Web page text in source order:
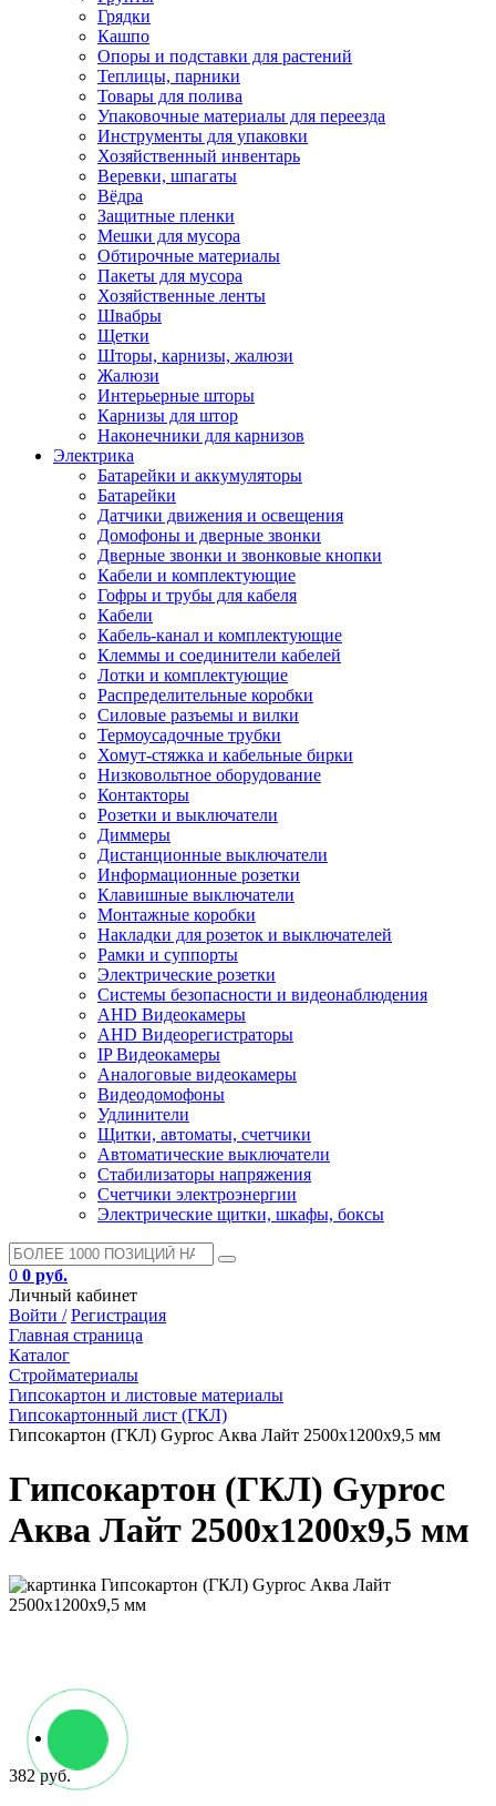
Грядки
Кашпо
Опоры и подставки для растений
Теплицы, парники
Товары для полива
Упаковочные материалы для переезда
Инструменты для упаковки
Хозяйственный инвентарь
Веревки, шпагаты
Вёдра
Защитные пленки
Мешки для мусора
Обтирочные материалы
Пакеты для мусора
Хозяйственные ленты
Швабры
Щетки
Шторы, карнизы, жалюзи
Жалюзи
Интерьерные шторы
Карнизы для штор
Наконечники для карнизов
Электрика
Батарейки и аккумуляторы
Батарейки
Датчики движения и освещения
Домофоны и дверные звонки
Дверные звонки и звонковые кнопки
Кабели и комплектующие
Гофры и трубы для кабеля
Кабели
Кабель-канал и комплектующие
Клеммы и соединители кабелей
Лотки и комплектующие
Распределительные коробки
Силовые разъемы и вилки
Термоусадочные трубки
Хомут-стяжка и кабельные бирки
Низковольтное оборудование
Контакторы
Розетки и выключатели
Диммеры
Дистанционные выключатели
Информационные розетки
Клавишные выключатели
Монтажные коробки
Накладки для розеток и выключателей
Рамки и суппорты
Электрические розетки
Системы безопасности и видеонаблюдения
AHD Видеокамеры
AHD Видеорегистраторы
IP Видеокамеры
Аналоговые видеокамеры
Видеодомофоны
Удлинители
Щитки, автоматы, счетчики
Автоматические выключатели
Стабилизаторы напряжения
Счетчики электроэнергии
Электрические щитки, шкафы, боксы
0 0 руб.
Личный кабинет
Войти / Регистрация
Главная страница
Каталог
Стройматериалы
Гипсокартон и листовые материалы
Гипсокартонный лист (ГКЛ)
Гипсокартон (ГКЛ) Gyproc Аква Лайт 2500х1200х9,5 мм
Гипсокартон (ГКЛ) Gyproc
Аква Лайт 2500х1200х9,5 мм
382 руб.